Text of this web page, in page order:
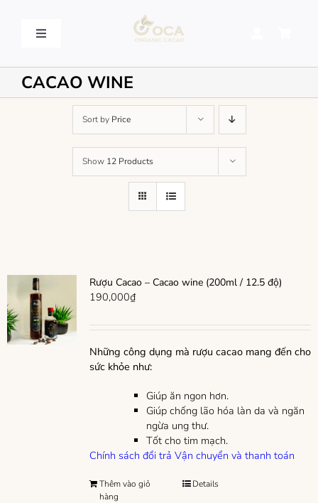
Toggle
VỀ OCA – OCA STORY
QUY TRÌNH SẢN XUẤT – PROCESSING
SẢN PHẨM – PRODUCT
LIÊN HỆ – CONTACT US
CACAO WINE
Sort by Price
Show 12 Products
Rượu Cacao – Cacao wine (200ml / 12.5 độ)
190,000₫
Những công dụng mà rượu cacao mang đến cho
sức khỏe như:
Giúp ăn ngon hơn.
Giúp chống lão hóa làn da và ngăn
ngừa ung thư.
Tốt cho tim mạch.
Chính sách đổi trả Vận chuyển và thanh toán
Thêm vào giỏ
hàng
Details